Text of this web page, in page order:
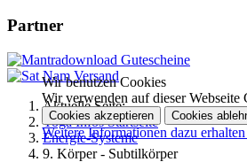
Partner
Aktuelle Seite:
Yoga Infos Startseite
Energie-Systeme
9. Körper - Subtilkörper
Wir benutzen Cookies
Wir verwenden auf dieser Webseite
Cookies akzeptieren Cookies
Weitere Informationen dazu erhalten